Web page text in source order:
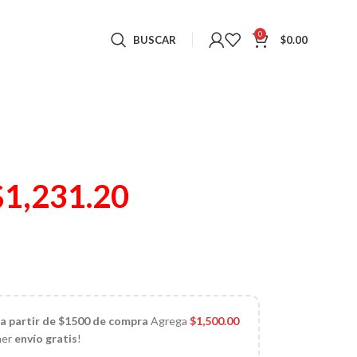
BUSCAR 0 $0.00
1,231.20
partir de $1500 de compra Agrega$1,500.00
envío gratis!